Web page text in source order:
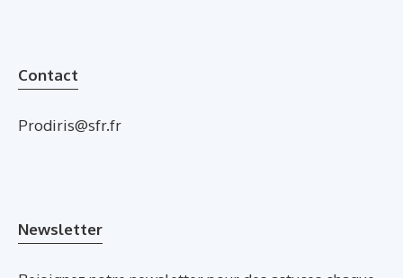
Contact
Prodiris@sfr.fr
Newsletter